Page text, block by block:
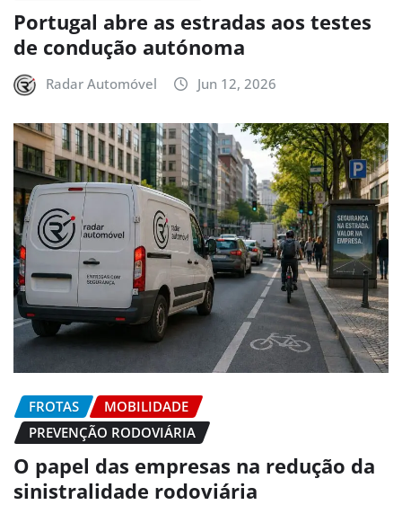
Portugal abre as estradas aos testes
de condução autónoma
Radar Automóvel Jun 12, 2026
FROTAS
MOBILIDADE
PREVENÇÃO RODOVIÁRIA
O papel das empresas na redução da
sinistralidade rodoviária